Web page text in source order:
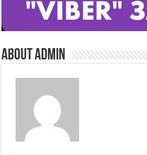
About admin